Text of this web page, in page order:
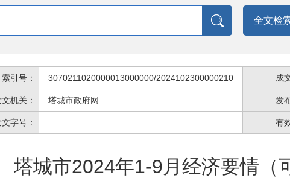
全文检
索引号： 3070211020000013000000/2024102300000210 成
文机关： 塔城市政府网 发
文字号： 有
塔城市2024年1-9月经济要情（